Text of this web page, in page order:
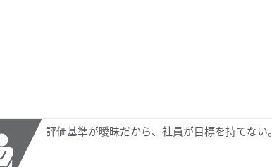
評価基準が曖昧だから、社員が目標を持てない。